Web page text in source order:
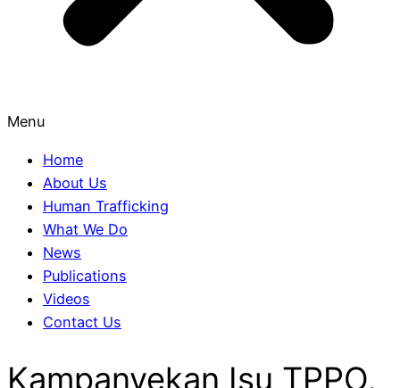
Menu
Home
About Us
Human Trafficking
What We Do
News
Publications
Videos
Contact Us
Kampanyekan Isu TPPO,